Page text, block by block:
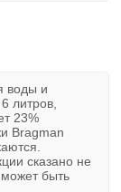
воды и
литров,
23%
Bragman
сказано не
быть